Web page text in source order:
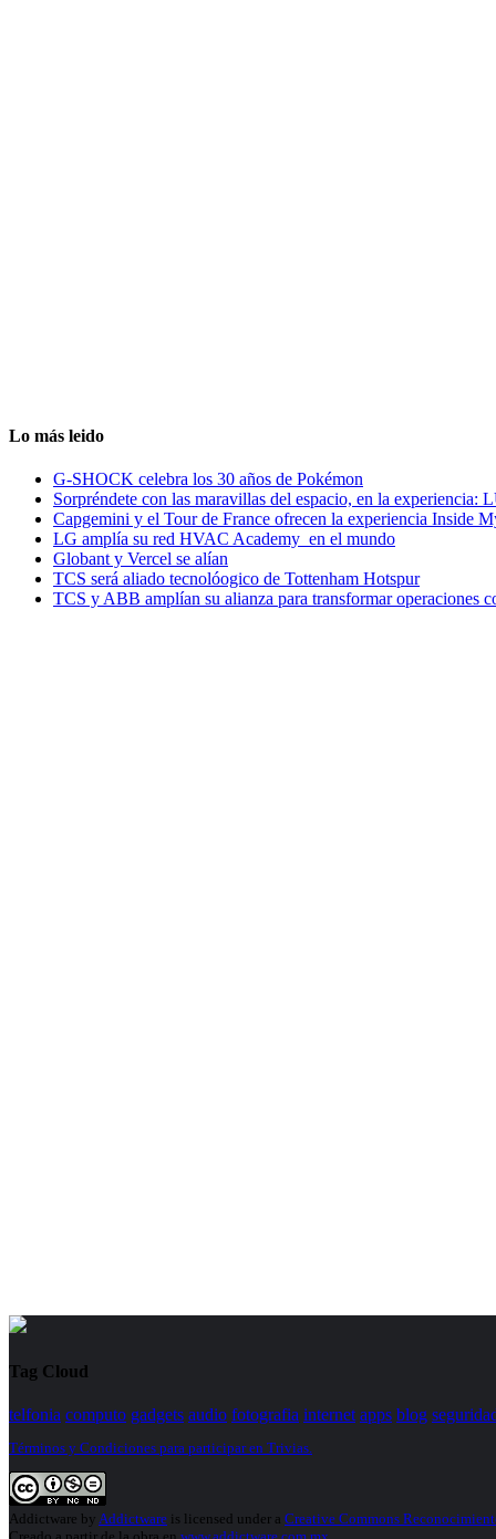
Lo más leido
G-SHOCK celebra los 30 años de Pokémon
Sorpréndete con las maravillas del espacio, en la experiencia:
Capgemini y el Tour de France ofrecen la experiencia Inside
LG amplía su red HVAC Academy en el mundo
Globant y Vercel se alían
TCS será aliado tecnolóogico de Tottenham Hotspur
TCS y ABB amplían su alianza para transformar operaciones
Tag Cloud
telfonia computo gadgets audio fotografia internet apps blog
Términos y Condiciones para participar en Trivias.
Addictware by Addictware is licensed under a Creative Commons